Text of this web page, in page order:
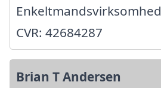
Enkeltmandsvirksomhed
CVR: 42684287
Brian T Andersen